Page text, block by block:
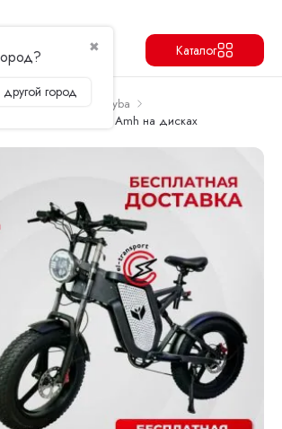
✖
город
Каталог
Syccyba
Syccyba IMPULSE 30 Amh на дисках
Продолжить Перейти в корзину